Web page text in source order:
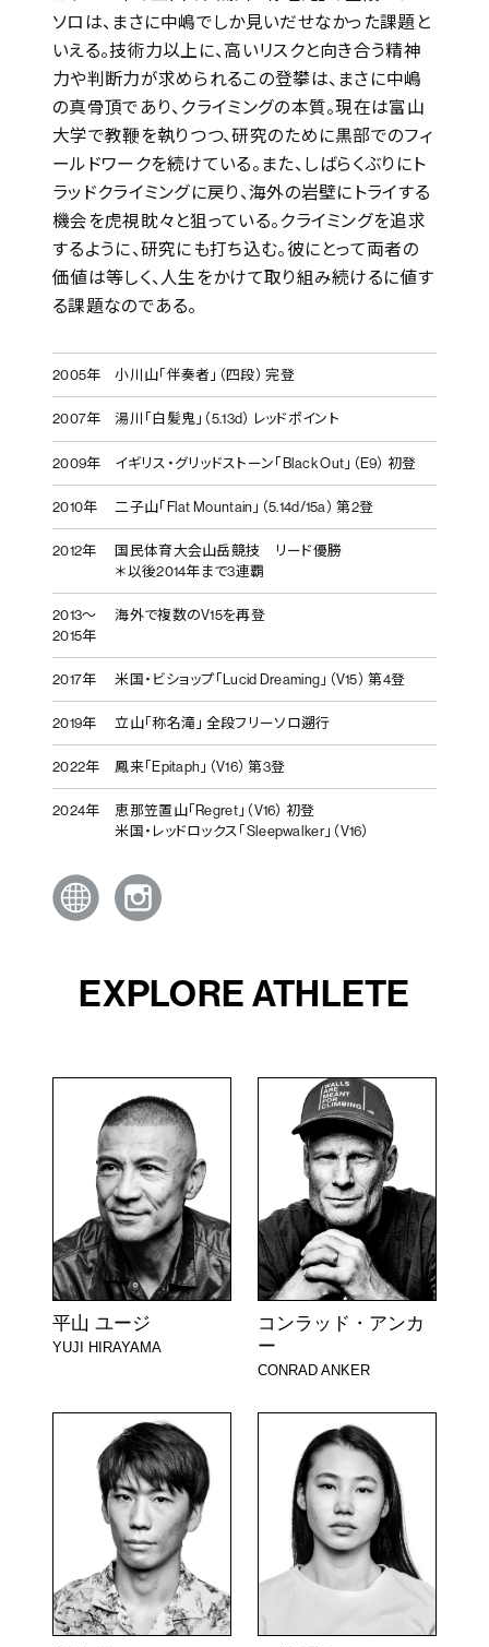
ソロは、まさに中嶋でしか見いだせなかった課題と
いえる。技術力以上に、高いリスクと向き合う精神
力や判断力が求められるこの登攀は、まさに中嶋
の真骨頂であり、クライミングの本質。現在は富山
大学で教鞭を執りつつ、研究のために黒部でのフィ
ールドワークを続けている。また、しばらくぶりにト
ラッドクライミングに戻り、海外の岩壁にトライする
機会を虎視眈々と狙っている。クライミングを追求
するように、研究にも打ち込む。彼にとって両者の
価値は等しく、人生をかけて取り組み続けるに値す
る課題なのである。
2005年 小川山「伴奏者」（四段） 完登
2007年 湯川「白髪鬼」（5.13d） レッドポイント
2009年 イギリス・グリッドストーン「Black Out」（E9） 初登
2010年 二子山「Flat Mountain」（5.14d/15a） 第2登
2012年
国民体育大会山岳競技 リード優勝
＊以後2014年まで3連覇
2013〜
2015年
海外で複数のV15を再登
2017年 米国・ビショップ「Lucid Dreaming」（V15） 第4登
2019年 立山「称名滝」 全段フリーソロ遡行
2022年 鳳来「Epitaph」（V16） 第3登
2024年
恵那笠置山「Regret」（V16） 初登
米国・レッドロックス「Sleepwalker」（V16）
EXPLORE ATHLETE
平山 ユージ
YUJI HIRAYAMA
コンラッド・アンカ
ー
CONRAD ANKER